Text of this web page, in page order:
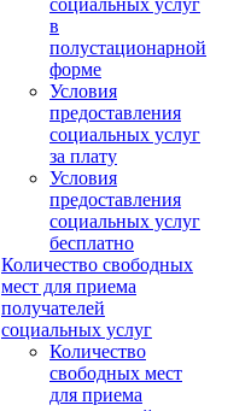
социальных услуг
в
полустационарной
форме
Условия
предоставления
социальных услуг
за плату
Условия
предоставления
социальных услуг
бесплатно
Количество свободных
мест для приема
получателей
социальных услуг
Количество
свободных мест
для приема